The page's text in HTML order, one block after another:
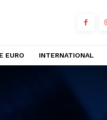
EURO INTERNATIONAL